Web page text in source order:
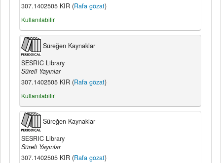
307.1402505 KIR (Rafa gözat)
Kullanılabilir
Süreğen Kaynaklar
SESRIC Library
Süreli Yayınlar
307.1402505 KIR (Rafa gözat)
Kullanılabilir
Süreğen Kaynaklar
SESRIC Library
Süreli Yayınlar
307.1402505 KIR (Rafa gözat)